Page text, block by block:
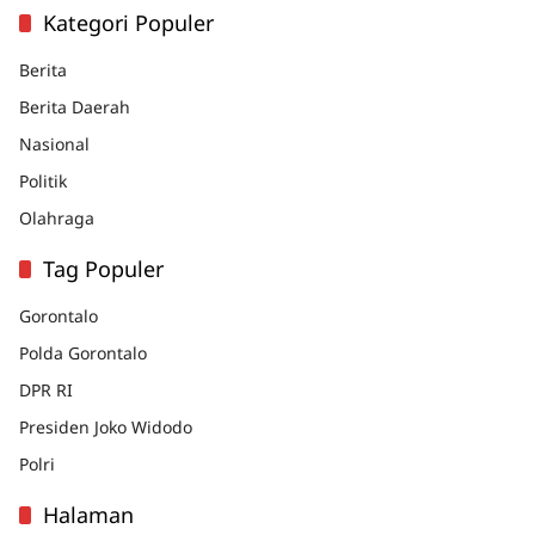
Kategori Populer
Berita
Berita Daerah
Nasional
Politik
Olahraga
Tag Populer
Gorontalo
Polda Gorontalo
DPR RI
Presiden Joko Widodo
Polri
Halaman